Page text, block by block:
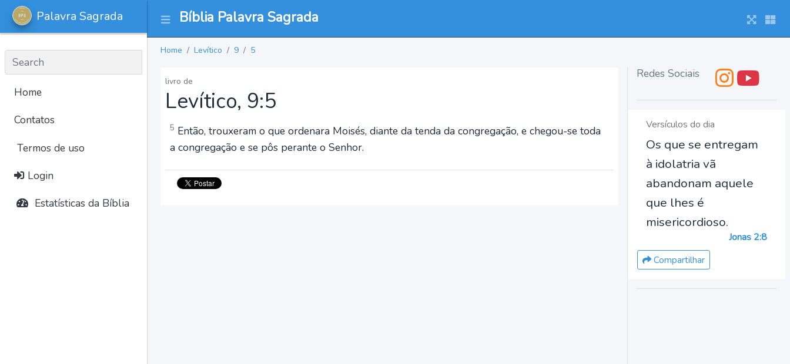
Bíblia Palavra Sagrada
Palavra Sagrada
Home
Contatos
Termos de uso
Login
Estatísticas da Bíblia
Home Levítico 9 5
livro de
Levítico, 9:5
5 Então, trouxeram o que ordenara Moisés, diante da tenda da congregação, e chegou-se toda
a congregação e se pôs perante o Senhor.
Redes Sociais
Versículos do dia
Os que se entregam
à idolatria vã
abandonam aquele
que lhes é
misericordioso.
Jonas 2:8
Compartilhar